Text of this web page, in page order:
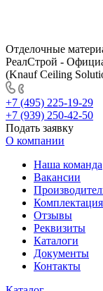
Отделочные
РеалСтрой -
(Knauf Ceiling
+7 (495) 225-19-29
+7 (939) 250-42-50
Подать заявку
О компании
Наша команда
Вакансии
Отзывы
Реквизиты
Каталоги
Документы
Контакты